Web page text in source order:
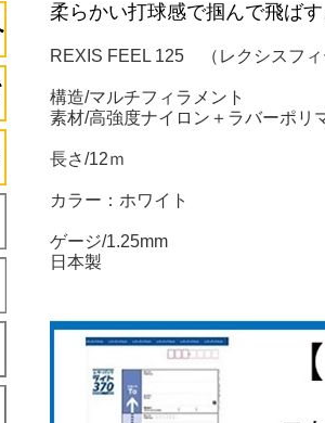
柔らかい打球感で掴んで飛ばす
REXIS FEEL 125 （レクシスフィ
構造/マルチフィラメント
素材/高強度ナイロン＋ラバーポリ
長さ/12ｍ
カラー：ホワイト
ゲージ/1.25mm
日本製